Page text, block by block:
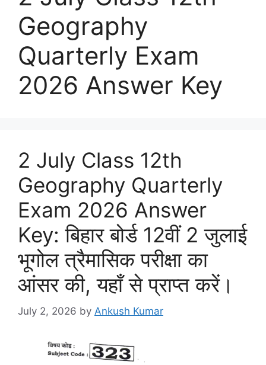
Geography
Quarterly Exam
2026 Answer Key
2 July Class 12th
Geography Quarterly
Exam 2026 Answer
Key: बिहार बोर्ड 12वीं 2 जुलाई
भूगोल त्रैमासिक परीक्षा का
आंसर की, यहाँ से प्राप्त करें।
July 2, 2026 by Ankush Kumar